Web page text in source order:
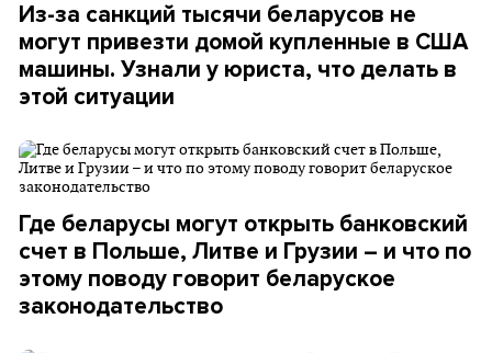
Из-за санкций тысячи беларусов не
могут привезти домой купленные в США
машины. Узнали у юриста, что делать в
этой ситуации
Где беларусы могут открыть банковский
счет в Польше, Литве и Грузии – и что по
этому поводу говорит беларуское
законодательство